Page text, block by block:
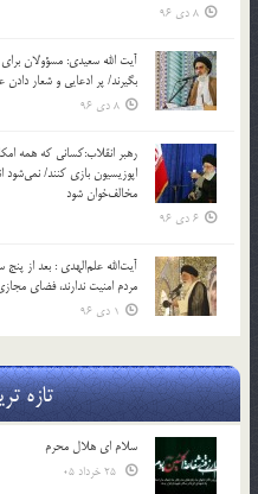
8 دی 96
آیت الله سعیدی: مسؤولان
بگیرند/ پر ادعایی و شعار
8 دی 96
رهبر انقلاب:کسانی که همه
اپوزیسیون بازی کنند/
مخالف‌خوان شود
6 دی 96
آیت‌الله علم‌الهدی : بعد از
مردم امنیت ندارند، فضای
1 دی 96
تازه
سلام ای هلال محرم